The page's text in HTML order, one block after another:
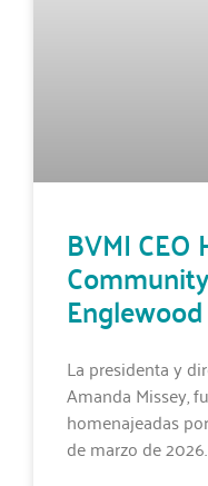
BVMI
Englewood
La presidenta y
Amanda Missey,
homenajeadas
de marzo de 2026.